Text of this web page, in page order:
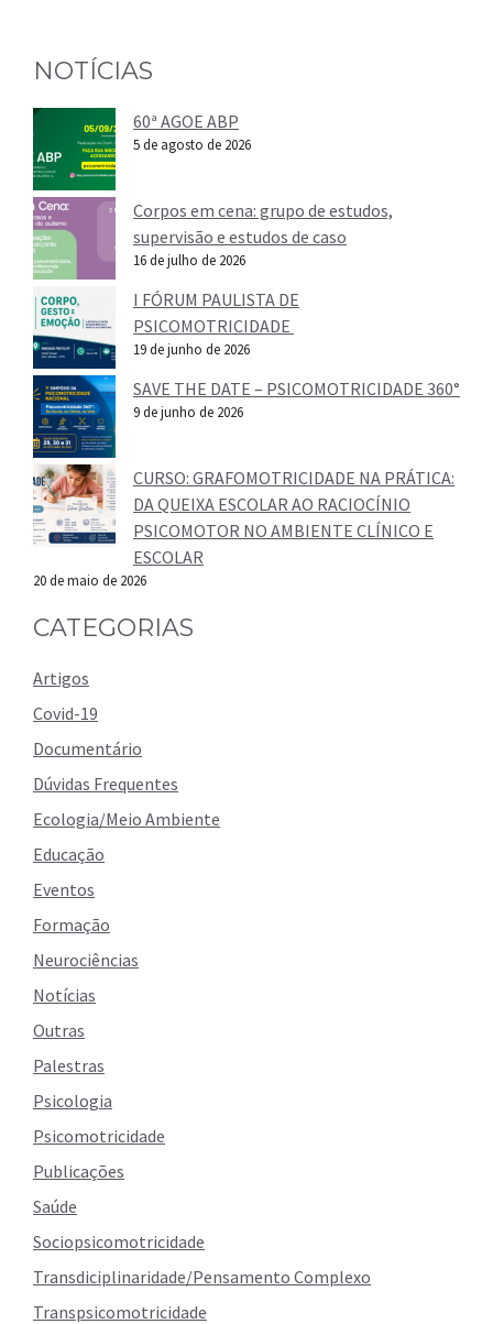
NOTÍCIAS
60ª AGOE ABP
5 de agosto de 2026
Corpos em cena: grupo de estudos,
supervisão e estudos de caso
16 de julho de 2026
I FÓRUM PAULISTA DE
PSICOMOTRICIDADE
19 de junho de 2026
SAVE THE DATE – PSICOMOTRICIDADE 360°
9 de junho de 2026
CURSO: GRAFOMOTRICIDADE NA PRÁTICA:
DA QUEIXA ESCOLAR AO RACIOCÍNIO
PSICOMOTOR NO AMBIENTE CLÍNICO E
ESCOLAR
20 de maio de 2026
CATEGORIAS
Artigos
Covid-19
Documentário
Dúvidas Frequentes
Ecologia/Meio Ambiente
Educação
Eventos
Formação
Neurociências
Notícias
Outras
Palestras
Psicologia
Psicomotricidade
Publicações
Saúde
Sociopsicomotricidade
Transdiciplinaridade/Pensamento Complexo
Transpsicomotricidade